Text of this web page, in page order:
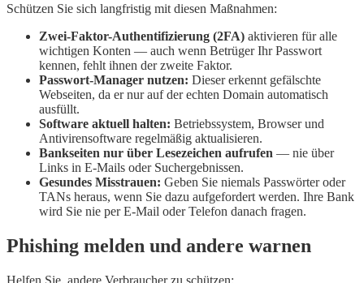
Schützen Sie sich langfristig mit diesen Maßnahmen:
Zwei-Faktor-Authentifizierung (2FA) aktivieren für alle
wichtigen Konten — auch wenn Betrüger Ihr Passwort
kennen, fehlt ihnen der zweite Faktor.
Passwort-Manager nutzen: Dieser erkennt gefälschte
Webseiten, da er nur auf der echten Domain automatisch
ausfüllt.
Software aktuell halten: Betriebssystem, Browser und
Antivirensoftware regelmäßig aktualisieren.
Bankseiten nur über Lesezeichen aufrufen — nie über
Links in E-Mails oder Suchergebnissen.
Gesundes Misstrauen: Geben Sie niemals Passwörter oder
TANs heraus, wenn Sie dazu aufgefordert werden. Ihre Bank
wird Sie nie per E-Mail oder Telefon danach fragen.
Phishing melden und andere warnen
Helfen Sie, andere Verbraucher zu schützen: